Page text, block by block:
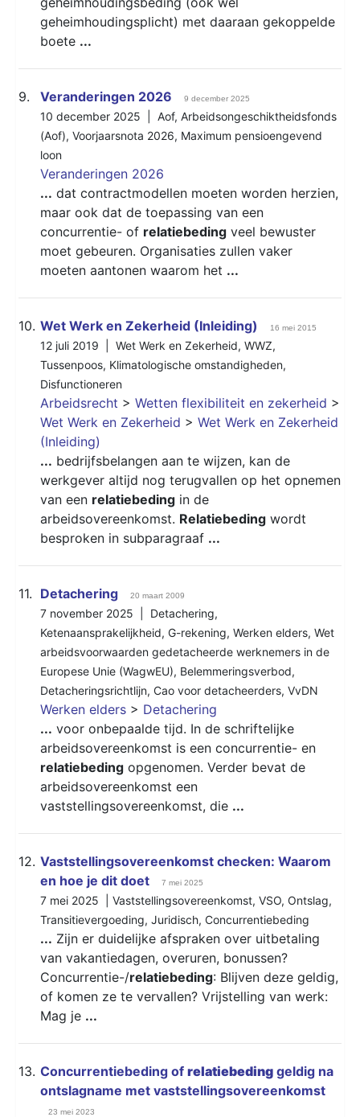
geheimhoudingsplicht) met daaraan gekoppelde
boete ...
9. Veranderingen 2026 9 december 2025
10 december 2025 | Aof, Arbeidsongeschiktheidsfonds
(Aof), Voorjaarsnota 2026, Maximum pensioengevend
loon
Veranderingen 2026
... dat contractmodellen moeten worden herzien,
maar ook dat de toepassing van een
concurrentie- of relatiebeding veel bewuster
moet gebeuren. Organisaties zullen vaker
moeten aantonen waarom het ...
10. Wet Werk en Zekerheid (Inleiding) 16 mei 2015
12 juli 2019 | Wet Werk en Zekerheid, WWZ,
Tussenpoos, Klimatologische omstandigheden,
Disfunctioneren
Arbeidsrecht > Wetten flexibiliteit en zekerheid >
Wet Werk en Zekerheid > Wet Werk en Zekerheid
(Inleiding)
... bedrijfsbelangen aan te wijzen, kan de
werkgever altijd nog terugvallen op het opnemen
van een relatiebeding in de
arbeidsovereenkomst. Relatiebeding wordt
besproken in subparagraaf ...
11. Detachering 20 maart 2009
7 november 2025 | Detachering,
Ketenaansprakelijkheid, G-rekening, Werken elders, Wet
arbeidsvoorwaarden gedetacheerde werknemers in de
Europese Unie (WagwEU), Belemmeringsverbod,
Detacheringsrichtlijn, Cao voor detacheerders, VvDN
Werken elders > Detachering
... voor onbepaalde tijd. In de schriftelijke
arbeidsovereenkomst is een concurrentie- en
relatiebeding opgenomen. Verder bevat de
arbeidsovereenkomst een
vaststellingsovereenkomst, die ...
12. Vaststellingsovereenkomst checken: Waarom
en hoe je dit doet
7 mei 2025
7 mei 2025 | Vaststellingsovereenkomst, VSO, Ontslag,
Transitievergoeding, Juridisch, Concurrentiebeding
... Zijn er duidelijke afspraken over uitbetaling
van vakantiedagen, overuren, bonussen?
Concurrentie-/relatiebeding: Blijven deze geldig,
of komen ze te vervallen? Vrijstelling van werk:
Mag je ...
13. Concurrentiebeding of relatiebeding geldig na
ontslagname met vaststellingsovereenkomst
23 mei 2023